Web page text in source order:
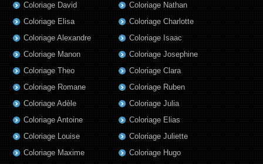
Coloriage David
Coloriage Elisa
Coloriage Alexandre
Coloriage Manon
Coloriage Theo
Coloriage Romane
Coloriage Adèle
Coloriage Antoine
Coloriage Louise
Coloriage Maxime
Coloriage Nathan
Coloriage Charlotte
Coloriage Isaac
Coloriage Josephine
Coloriage Clara
Coloriage Ruben
Coloriage Julia
Coloriage Elias
Coloriage Juliette
Coloriage Hugo